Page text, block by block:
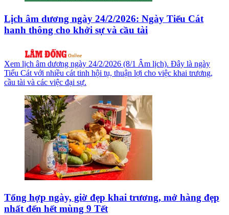
Lịch âm dương ngày 24/2/2026: Ngày Tiểu Cát
hanh thông cho khởi sự và cầu tài
Xem lịch âm dương ngày 24/2/2026 (8/1 Âm lịch). Đây là ngày
Tiểu Cát với nhiều cát tinh hội tụ, thuận lợi cho việc khai trương,
cầu tài và các việc đại sự.
Tổng hợp ngày, giờ đẹp khai trương, mở hàng đẹp
nhất đến hết mùng 9 Tết